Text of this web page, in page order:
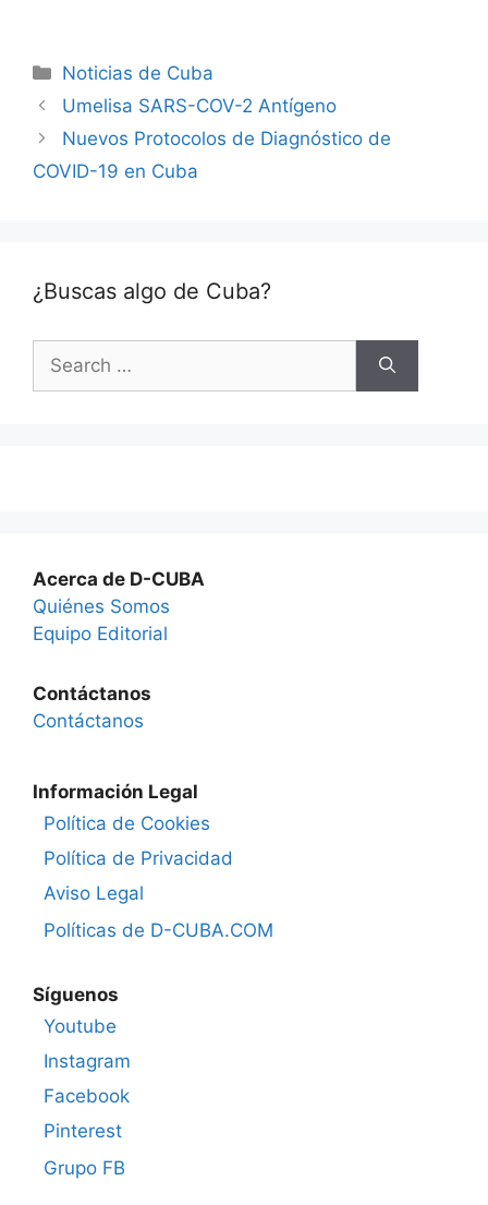
Categories
Noticias de Cuba
Umelisa SARS-COV-2 Antígeno
Nuevos Protocolos de Diagnóstico de
COVID-19 en Cuba
¿Buscas algo de Cuba?
for:
Acerca de D-CUBA
Quiénes Somos
Equipo Editorial
Contáctanos
Contáctanos
Información Legal
Política de Cookies
Política de Privacidad
Aviso Legal
Políticas de D-CUBA.COM
Síguenos
Youtube
Instagram
Facebook
Pinterest
Grupo FB